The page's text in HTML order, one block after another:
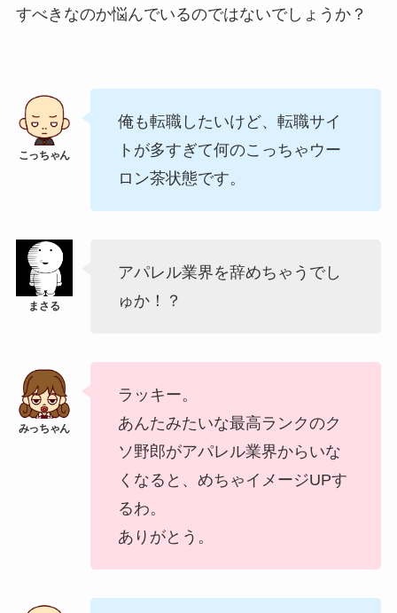
すべきなのか悩んでいるのではないでしょうか？
俺も転職したいけど、転職サイ
トが多すぎて何のこっちゃウー
ロン茶状態です。
アパレル業界を辞めちゃうでし
ゅか！？
ラッキー。
あんたみたいな最高ランクのク
ソ野郎がアパレル業界からいな
くなると、めちゃイメージUPす
るわ。
ありがとう。